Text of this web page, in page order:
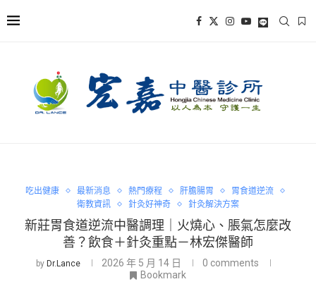
吃出健康 最新消息 熱門療程 肝膽腸胃
胃食道逆流
衛教資訊
針灸好神奇 針灸解決方案
新莊胃食道逆流中醫調理｜火燒心、脹氣怎麼改
善？飲食＋針灸重點－林宏傑醫師
by Dr.Lance 2026 年 5 月 14 日
0 comments
Bookmark